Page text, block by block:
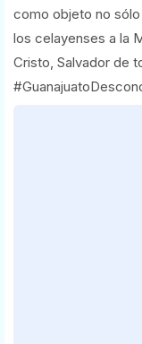
como objeto no
los celayenses a la
Cristo, Salvador de